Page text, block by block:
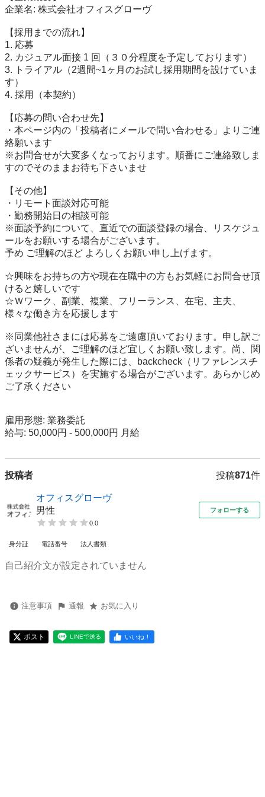
企業名: 株式会社オフィスグローヴ
【採用までの流れ】
1. 応募
2. カジュアル面接 1 回（３０分程度を予定しております）
3. トライアル（2週間~1ヶ月のお試し採用期間を設けていま
す）
4. 採用（本契約）
【応募の問い合わせ先】
・本ページ内の「投稿者にメールで問い合わせる」よりご連
絡願います
※お問合せが大変多くなっております。順番にご連絡致しま
すのでそのままお待ち下さいませ
【その他】
・リモート面談対応可能
・勤務開始日の相談可能
※面談予約について、直近での面談登録の場合、リスケジュ
ールをお願いする場合がございます。
予め ご理解のほど よろしくお願い申し上げます。
☆興味をお持ちの方や現在在職中の方もお気軽にお問合せ頂
けると嬉しいです
☆Ｗワーク、副業、複業、フリーランス、在宅、主夫、
様々な働き方を応援します
※同業他社さまには応募をご遠慮頂いております。申し訳ご
ざいませんが、ご理解のほど宜しくお願い致します。尚、関
係者の疑義が発生した際には、backcheck（リファレンスチ
ェックサービス）を実施する場合がございます。あらかじめ
ご了承ください
雇用形態: 業務委託
給与: 50,000円 - 500,000円 月給
投稿者 投稿871件
オフィスグローヴ
男性
0.0
フォローする
身分証 電話番号 法人書類
自己紹介文が設定されていません
注意事項 通報 お気に入り
ポスト LINEで送る いいね！